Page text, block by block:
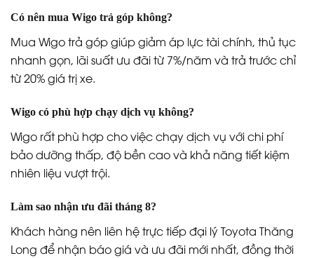
Có nên mua Wigo trả góp không?
Mua Wigo trả góp giúp giảm áp lực tài chính, thủ tục
nhanh gọn, lãi suất ưu đãi từ 7%/năm và trả trước chỉ
từ 20% giá trị xe.
Wigo có phù hợp chạy dịch vụ không?
Wigo rất phù hợp cho việc chạy dịch vụ với chi phí
bảo dưỡng thấp, độ bền cao và khả năng tiết kiệm
nhiên liệu vượt trội.
Làm sao nhận ưu đãi tháng 8?
Khách hàng nên liên hệ trực tiếp đại lý Toyota Thăng
Long để nhận báo giá và ưu đãi mới nhất, đồng thời